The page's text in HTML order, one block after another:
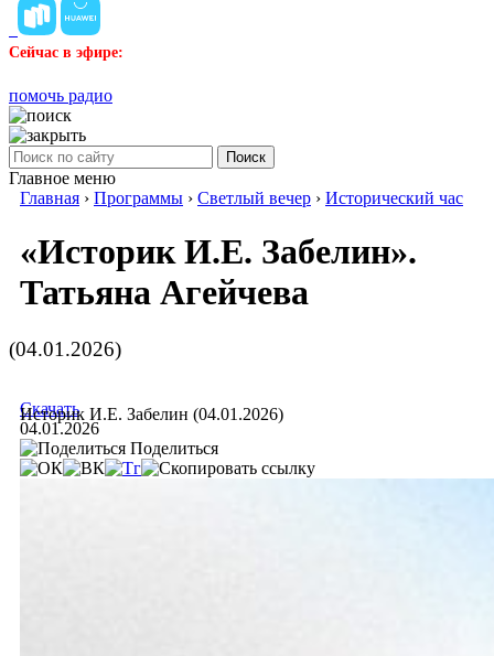
Сейчас в эфире:
помочь радио
Поиск
Главное меню
Главная › Программы › Светлый вечер › Исторический час
«Историк И.Е. Забелин».
Татьяна Агейчева
(04.01.2026)
Историк И.Е. Забелин (04.01.2026)
Скачать
04.01.2026
Поделиться